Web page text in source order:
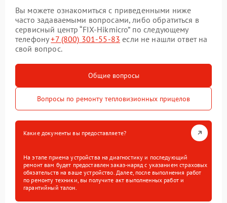
Вы можете ознакомиться с приведенными ниже
часто задаваемыми вопросами, либо обратиться в
сервисный центр “FIX-Hikmicro” по следующему
телефону+7 (800) 301-55-83 если не нашли ответ на
свой вопрос.
Общие вопросы
Вопросы по ремонту тепловизионных прицелов
Какие документы вы предоставляете?
На этапе приема устройства на диагностику и последующий
ремонт вам будет предоставлен заказ-наряд с указанием страховых
обязательств на ваше устройство. Далее, после выполнения работ
по ремонту техники, вы получите акт выполненных работ и
гарантийный талон.